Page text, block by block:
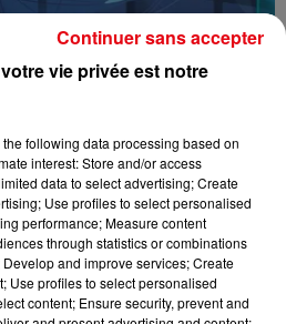
vie privée est notre
the following data processing based on
interest: Store and/or access
data to select advertising; Create
Use profiles to select personalised
performance; Measure content
through statistics or combinations
and improve services; Create
Use profiles to select personalised
content; Ensure security, prevent and
Continuer sans accepter